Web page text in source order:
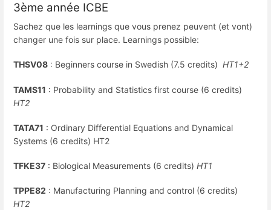
3ème année ICBE
Sachez que les learnings que vous prenez peuvent (et vont)
changer une fois sur place. Learnings possible:
THSV08 : Beginners course in Swedish (7.5 credits) HT1+2
TAMS11 : Probability and Statistics first course (6 credits)
HT2
TATA71 : Ordinary Differential Equations and Dynamical
Systems (6 credits) HT2
TFKE37 : Biological Measurements (6 credits) HT1
TPPE82 : Manufacturing Planning and control (6 credits)
HT2